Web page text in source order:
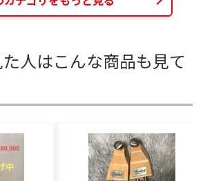
人はこんな商品も見て